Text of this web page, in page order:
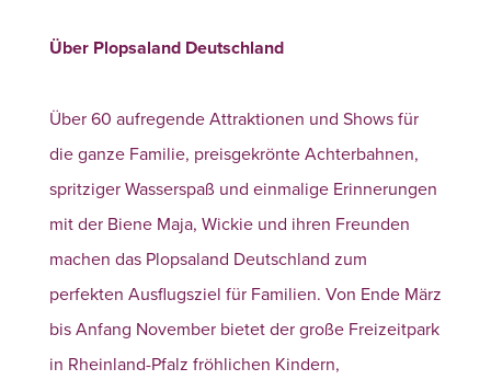
Über Plopsaland Deutschland
Über 60 aufregende Attraktionen und Shows für
die ganze Familie, preisgekrönte Achterbahnen,
spritziger Wasserspaß und einmalige Erinnerungen
mit der Biene Maja, Wickie und ihren Freunden
machen das Plopsaland Deutschland zum
perfekten Ausflugsziel für Familien. Von Ende März
bis Anfang November bietet der große Freizeitpark
in Rheinland-Pfalz fröhlichen Kindern,